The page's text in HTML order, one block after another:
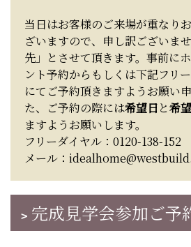
当日はお客様のご来場が重なり
ざいますので、申し訳ございま
先」とさせて頂きます。事前に
ント予約からもしくは下記フリ
にてご予約頂きますようお願い
た、ご予約の際には希望日と希
ますようお願いします。
フリーダイヤル：0120-138-152
メール：
完成見学会参加ご予